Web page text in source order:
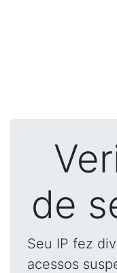
de
Seu IP fez
acessos